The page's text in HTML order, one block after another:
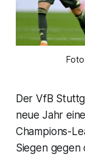
Der VfB
neue Jahr
Champions-
Siegen